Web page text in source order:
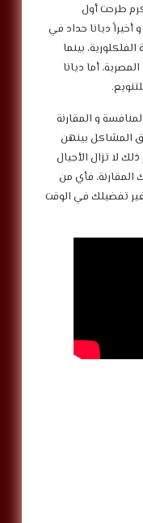
طرحت أول
في ١٩٨٧، نوال الزغبي في ١٩٩٢، و أخيراً ديانا حداد في
الفلكلورية، بينما
أما ديانا
بدأت هذه المنافسة و المقارنة
المشاكل بينهن
لا تزال الأجيال
فأي من
تفضيلك في الوقت